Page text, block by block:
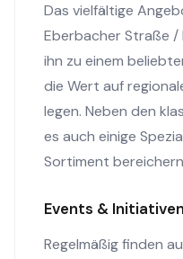
Das vielfältige
Eberbacher Straße /
ihn zu einem
die Wert auf
legen. Neben den
es auch einige
Sortiment
Events & Initiativen
Regelmäßig finden